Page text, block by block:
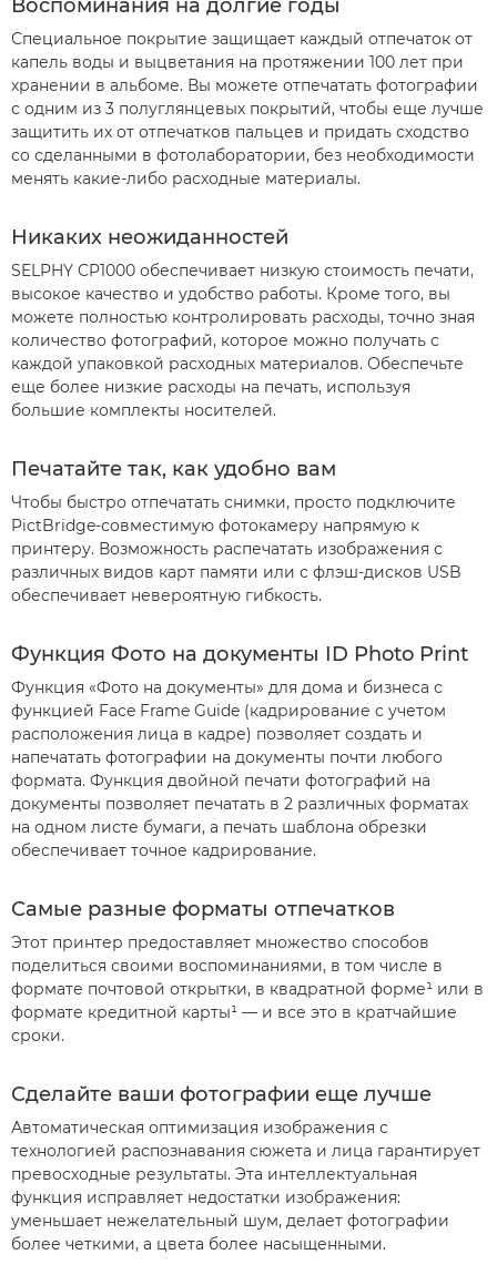
Воспоминания на долгие годы
Специальное покрытие защищает каждый отпечаток от
капель воды и выцветания на протяжении 100 лет при
хранении в альбоме. Вы можете отпечатать фотографии
с одним из 3 полуглянцевых покрытий, чтобы еще лучше
защитить их от отпечатков пальцев и придать сходство
со сделанными в фотолаборатории, без необходимости
менять какие-либо расходные материалы.
Никаких неожиданностей
SELPHY CP1000 обеспечивает низкую стоимость печати,
высокое качество и удобство работы. Кроме того, вы
можете полностью контролировать расходы, точно зная
количество фотографий, которое можно получать с
каждой упаковкой расходных материалов. Обеспечьте
еще более низкие расходы на печать, используя
большие комплекты носителей.
Печатайте так, как удобно вам
Чтобы быстро отпечатать снимки, просто подключите
PictBridge-совместимую фотокамеру напрямую к
принтеру. Возможность распечатать изображения с
различных видов карт памяти или с флэш-дисков USB
обеспечивает невероятную гибкость.
Функция Фото на документы ID Photo Print
Функция «Фото на документы» для дома и бизнеса с
функцией Face Frame Guide (кадрирование с учетом
расположения лица в кадре) позволяет создать и
напечатать фотографии на документы почти любого
формата. Функция двойной печати фотографий на
документы позволяет печатать в 2 различных форматах
на одном листе бумаги, а печать шаблона обрезки
обеспечивает точное кадрирование.
Самые разные форматы отпечатков
Этот принтер предоставляет множество способов
поделиться своими воспоминаниями, в том числе в
формате почтовой открытки, в квадратной форме¹ или в
формате кредитной карты¹ — и все это в кратчайшие
сроки.
Сделайте ваши фотографии еще лучше
Автоматическая оптимизация изображения с
технологией распознавания сюжета и лица гарантирует
превосходные результаты. Эта интеллектуальная
функция исправляет недостатки изображения:
уменьшает нежелательный шум, делает фотографии
более четкими, а цвета более насыщенными.